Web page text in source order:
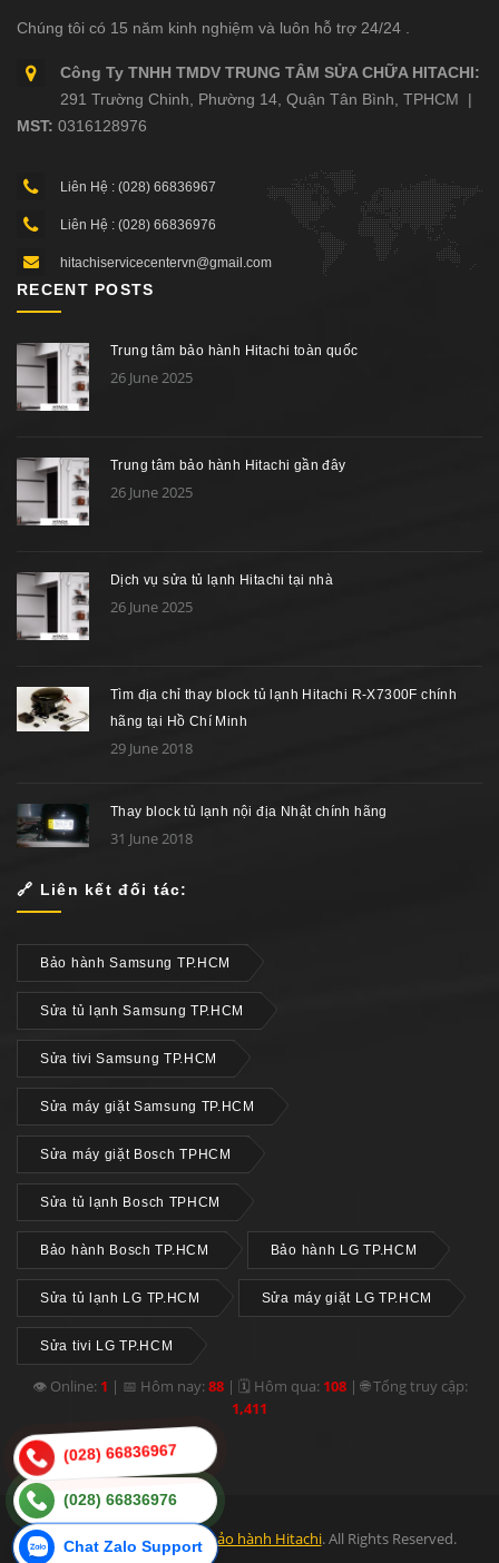
Chúng tôi có 15 năm kinh nghiệm và luôn hỗ trợ 24/24 .
Công Ty TNHH TMDV TRUNG TÂM SỬA CHỮA HITACHI:
291 Trường Chinh, Phường 14, Quận Tân Bình, TPHCM |
MST: 0316128976
Liên Hệ : (028) 66836967
Liên Hệ : (028) 66836976
hitachiservicecentervn@gmail.com
RECENT POSTS
Trung tâm bảo hành Hitachi toàn quốc
26 June 2025
Trung tâm bảo hành Hitachi gần đây
26 June 2025
Dịch vụ sửa tủ lạnh Hitachi tại nhà
26 June 2025
Tìm địa chỉ thay block tủ lạnh Hitachi R-X7300F chính
hãng tại Hồ Chí Minh
29 June 2018
Thay block tủ lạnh nội địa Nhật chính hãng
31 June 2018
🔗 Liên kết đối tác:
Bảo hành Samsung TP.HCM
Sửa tủ lạnh Samsung TP.HCM
Sửa tivi Samsung TP.HCM
Sửa máy giặt Samsung TP.HCM
Sửa máy giặt Bosch TPHCM
Sửa tủ lạnh Bosch TPHCM
Bảo hành Bosch TP.HCM Bảo hành LG TP.HCM
Sửa tủ lạnh LG TP.HCM Sửa máy giặt LG TP.HCM
Sửa tivi LG TP.HCM
👁 Online: 1 | 📅 Hôm nay: 88| 🗓 Hôm qua: 108|🌐 Tổng truy cập:
1,411
© 2012 - 2026 Trung tâm bảo hành Hitachi. All Rights Reserved.
(028) 66836967
(028) 66836976
Chat Zalo Support